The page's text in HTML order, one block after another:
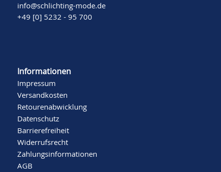
info@schlichting-mode.de
+49 [0] 5232 - 95 700
Informationen
Impressum
Versandkosten
Retourenabwicklung
Datenschutz
Barrierefreiheit
Widerrufsrecht
Zahlungsinformationen
AGB